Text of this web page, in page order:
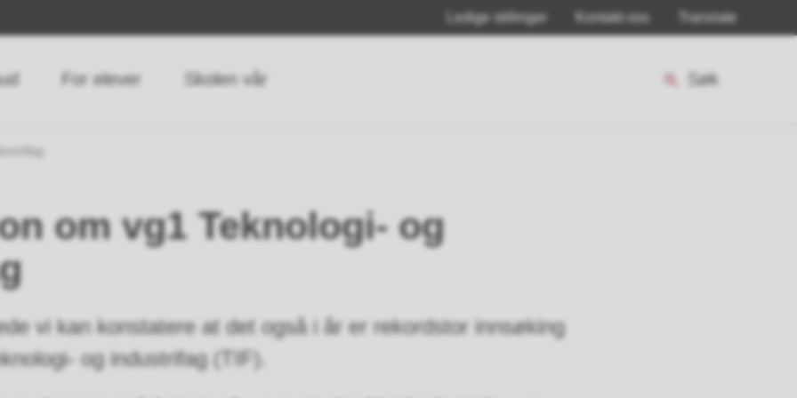
Ledige stillinger Kontakt oss Translate
For elever Skolen vår Søk
om vg1 Teknologi- og
vi kan konstatere at det også i år er rekordstor innsøking
og industrifag (TIF).